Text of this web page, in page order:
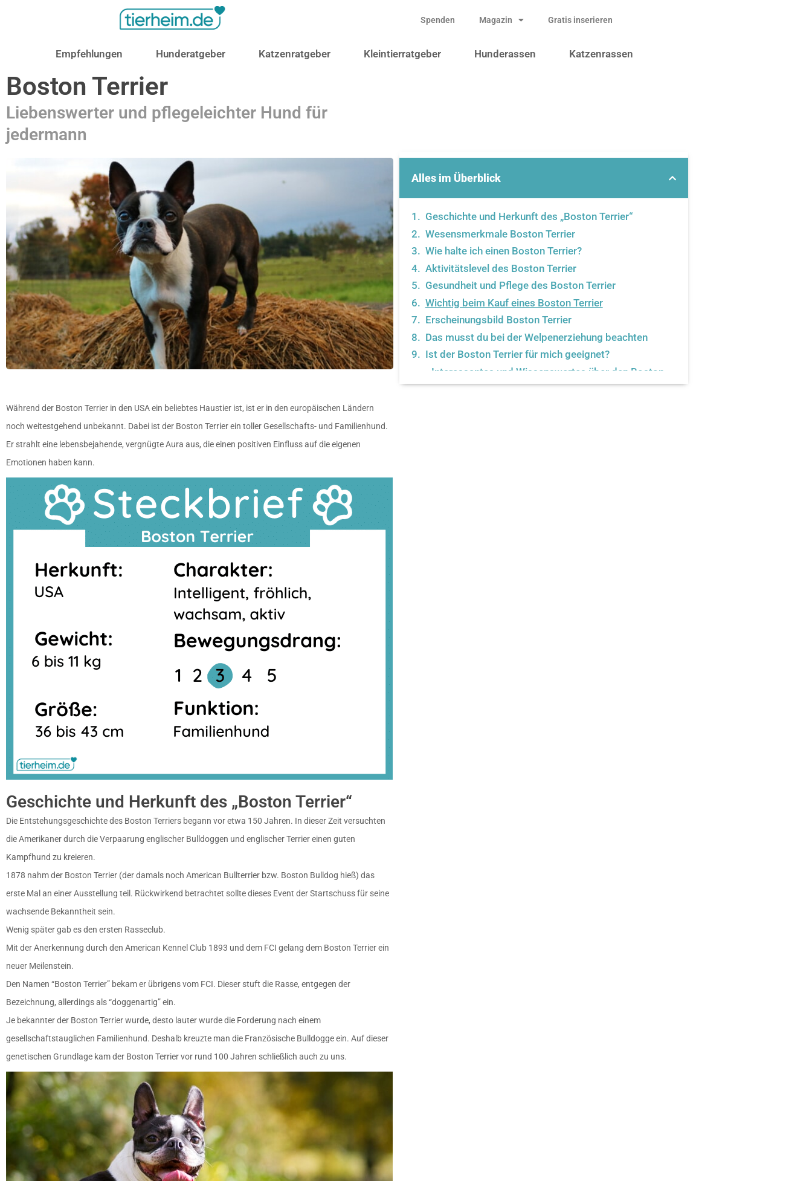
Spenden Magazin Gratis inserieren
Empfehlungen Hunderatgeber Katzenratgeber Kleintierratgeber Hunderassen Katzenrassen
Boston Terrier
Liebenswerter und pflegeleichter Hund für
jedermann
Alles im Überblick
Geschichte und Herkunft des „Boston Terrier“
Wesensmerkmale Boston Terrier
Wie halte ich einen Boston Terrier?
Aktivitätslevel des Boston Terrier
Gesundheit und Pflege des Boston Terrier
Wichtig beim Kauf eines Boston Terrier
Erscheinungsbild Boston Terrier
Das musst du bei der Welpenerziehung beachten
Ist der Boston Terrier für mich geeignet?
Interessantes und Wissenswertes über den Boston
Terrier
Während der Boston Terrier in den USA ein beliebtes Haustier ist, ist er in den europäischen Ländern
noch weitestgehend unbekannt. Dabei ist der Boston Terrier ein toller Gesellschafts- und Familienhund.
Er strahlt eine lebensbejahende, vergnügte Aura aus, die einen positiven Einfluss auf die eigenen
Emotionen haben kann.
Geschichte und Herkunft des „Boston Terrier“
Die Entstehungsgeschichte des Boston Terriers begann vor etwa 150 Jahren. In dieser Zeit versuchten
die Amerikaner durch die Verpaarung englischer Bulldoggen und englischer Terrier einen guten
Kampfhund zu kreieren.
1878 nahm der Boston Terrier (der damals noch American Bullterrier bzw. Boston Bulldog hieß) das
erste Mal an einer Ausstellung teil. Rückwirkend betrachtet sollte dieses Event der Startschuss für seine
wachsende Bekanntheit sein.
Wenig später gab es den ersten Rasseclub.
Mit der Anerkennung durch den American Kennel Club 1893 und dem FCI gelang dem Boston Terrier ein
neuer Meilenstein.
Den Namen “Boston Terrier” bekam er übrigens vom FCI. Dieser stuft die Rasse, entgegen der
Bezeichnung, allerdings als “doggenartig” ein.
Je bekannter der Boston Terrier wurde, desto lauter wurde die Forderung nach einem
gesellschaftstauglichen Familienhund. Deshalb kreuzte man die Französische Bulldogge ein. Auf dieser
genetischen Grundlage kam der Boston Terrier vor rund 100 Jahren schließlich auch zu uns.